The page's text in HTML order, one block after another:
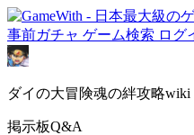
事前ガチャ ゲーム検索 ログ
ダイの大冒険魂の絆攻略wiki
掲示板Q&A